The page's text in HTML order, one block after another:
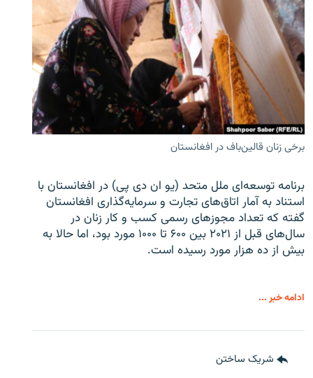
برخی زنان قالین‌باف در افغانستان
برنامه توسعه‌ای ملل متحد (یو ان دی پی) در افغانستان با
استناد به آمار اتاق‌های تجارت و سرمایه‌گذاری افغانستان
گفته که تعداد مجوزهای رسمی کسب و کار زنان در
سال‌های قبل از ۲۰۲۱ بین ۶۰۰ تا ۱۰۰۰ مورد بود، اما حالا به
بیش از ده هزار مورد رسیده است.
ادامه خبر ...
شریک ساختن